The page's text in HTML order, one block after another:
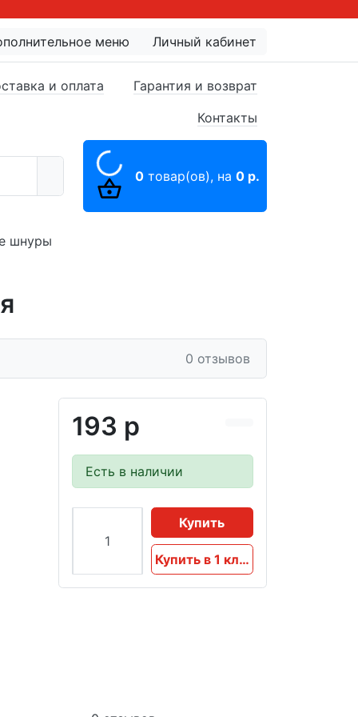
меню Личный кабинет
и оплата
Гарантия и возврат
Контакты
0 товар(ов), на 0 р.
шнуры
0 отзывов
193 р
Есть в наличии
Купить
Купить в 1 клик